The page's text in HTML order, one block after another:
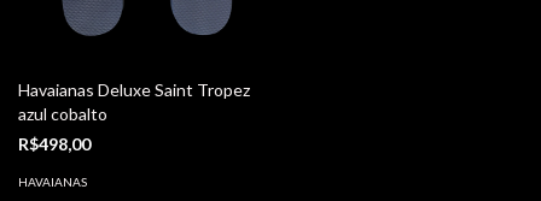
Havaianas Deluxe Saint Tropez
azul cobalto
R$498,00
HAVAIANAS